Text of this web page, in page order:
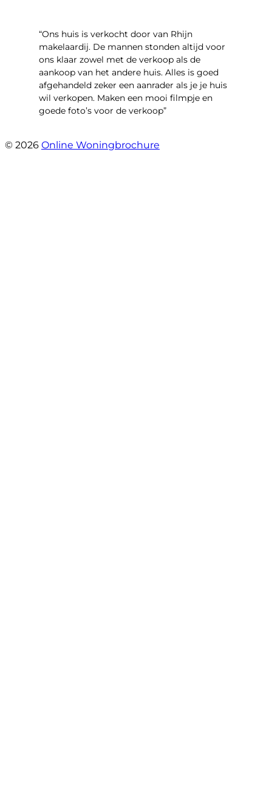
“Ons huis is verkocht door van Rhijn
makelaardij. De mannen stonden altijd voor
ons klaar zowel met de verkoop als de
aankoop van het andere huis. Alles is goed
afgehandeld zeker een aanrader als je je huis
wil verkopen. Maken een mooi filmpje en
goede foto’s voor de verkoop”
© 2026 Online Woningbrochure